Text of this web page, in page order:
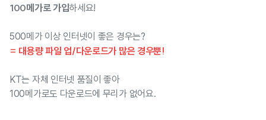
100메가로 가입하세요!
500메가 이상 인터넷이 좋은 경우는?
= 대용량 파일 업/다운로드가 많은 경우뿐!
KT는 자체 인터넷 품질이 좋아
100메가로도 다운로드에 무리가 없어요.